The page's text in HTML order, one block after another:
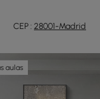
CEP : 28001-Madrid
aulas